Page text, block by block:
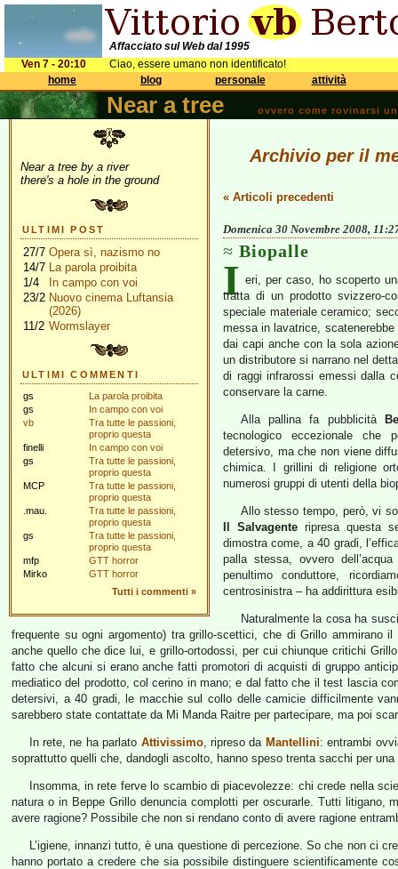
Affacciato sul Web dal 1995
Ven 7 - 20:10
Ciao, essere umano non identificato!
home
blog personale attività
Near a tree ovvero come rovinarsi
Near a tree by a river
there's a hole in the ground
ULTIMI POST
27/7 Opera sì, nazismo no
14/7 La parola proibita
1/4
In campo con voi
23/2 Nuovo cinema Luftansia
(2026)
11/2 Wormslayer
ULTIMI COMMENTI
gs
La parola proibita
gs
In campo con voi
vb
Tra tutte le passioni,
proprio questa
finelli
In campo con voi
gs
Tra tutte le passioni,
proprio questa
MCP
Tra tutte le passioni,
proprio questa
.mau.
Tra tutte le passioni,
proprio questa
gs
Tra tutte le passioni,
proprio questa
mfp
GTT horror
Mirko
GTT horror
Tutti i commenti »
Archivio per il
« Articoli precedenti
Domenica 30 Novembre 2008,
Biopalle
I eri, per caso, ho scoperto
tratta di un prodotto svizzero-
speciale materiale ceramico;
messa in lavatrice,
dai capi anche con la sola
un distributore si narrano nel
di raggi infrarossi emessi dalla
conservare la carne.
Alla pallina fa pubblicità
tecnologico eccezionale che
detersivo, ma che non viene
chimica. I grillini di religione
numerosi gruppi di utenti della
Allo stesso tempo, però, vi
Il Salvagente ripresa questa
dimostra come, a 40 gradi,
palla stessa, ovvero
penultimo conduttore,
centrosinistra – ha addirittura
Naturalmente la cosa ha
frequente su ogni argomento) tra grillo-scettici, che di Grillo ammirano
anche quello che dice lui, e grillo-ortodossi, per cui chiunque critichi
fatto che alcuni si erano anche fatti promotori di acquisti di gruppo
mediatico del prodotto, col cerino in mano; e dal fatto che il test lascia
detersivi, a 40 gradi, le macchie sul collo delle camicie difficilmente
sarebbero state contattate da Mi Manda Raitre per partecipare, ma poi
In rete, ne ha parlato Attivissimo, ripreso da Mantellini: entrambi
soprattutto quelli che, dandogli ascolto, hanno speso trenta sacchi per
Insomma, in rete ferve lo scambio di piacevolezze: chi crede nella
natura o in Beppe Grillo denuncia complotti per oscurarle. Tutti litigano,
avere ragione? Possibile che non si rendano conto di avere ragione
L’igiene, innanzi tutto, è una questione di percezione. So che non ci
hanno portato a credere che sia possibile distinguere scientificamente